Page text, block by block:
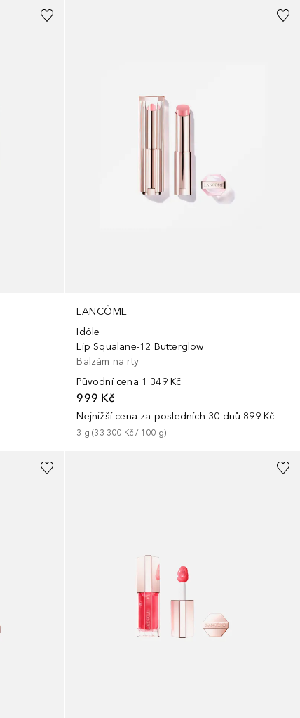
LANCÔME
Idôle
Lip Squalane-12 Butterglow
Balzám na rty
Původní cena 1 349 Kč
999 Kč
Nejnižší cena za posledních 30 dnů 899 Kč
3 g (33 300 Kč / 100 g)
+ 11